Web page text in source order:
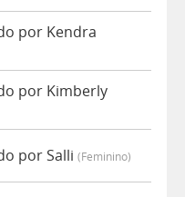
por Kendra
por Kimberly
por Salli (feminino)